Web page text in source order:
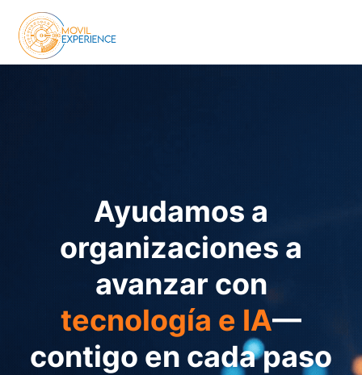
Ayudamos a
organizaciones a
avanzar con
tecnología e IA—
contigo en cada paso